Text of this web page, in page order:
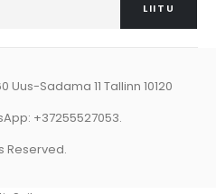
LIITU
Uus-Sadama 11 Tallinn 10120
+37255527053.
Reserved.